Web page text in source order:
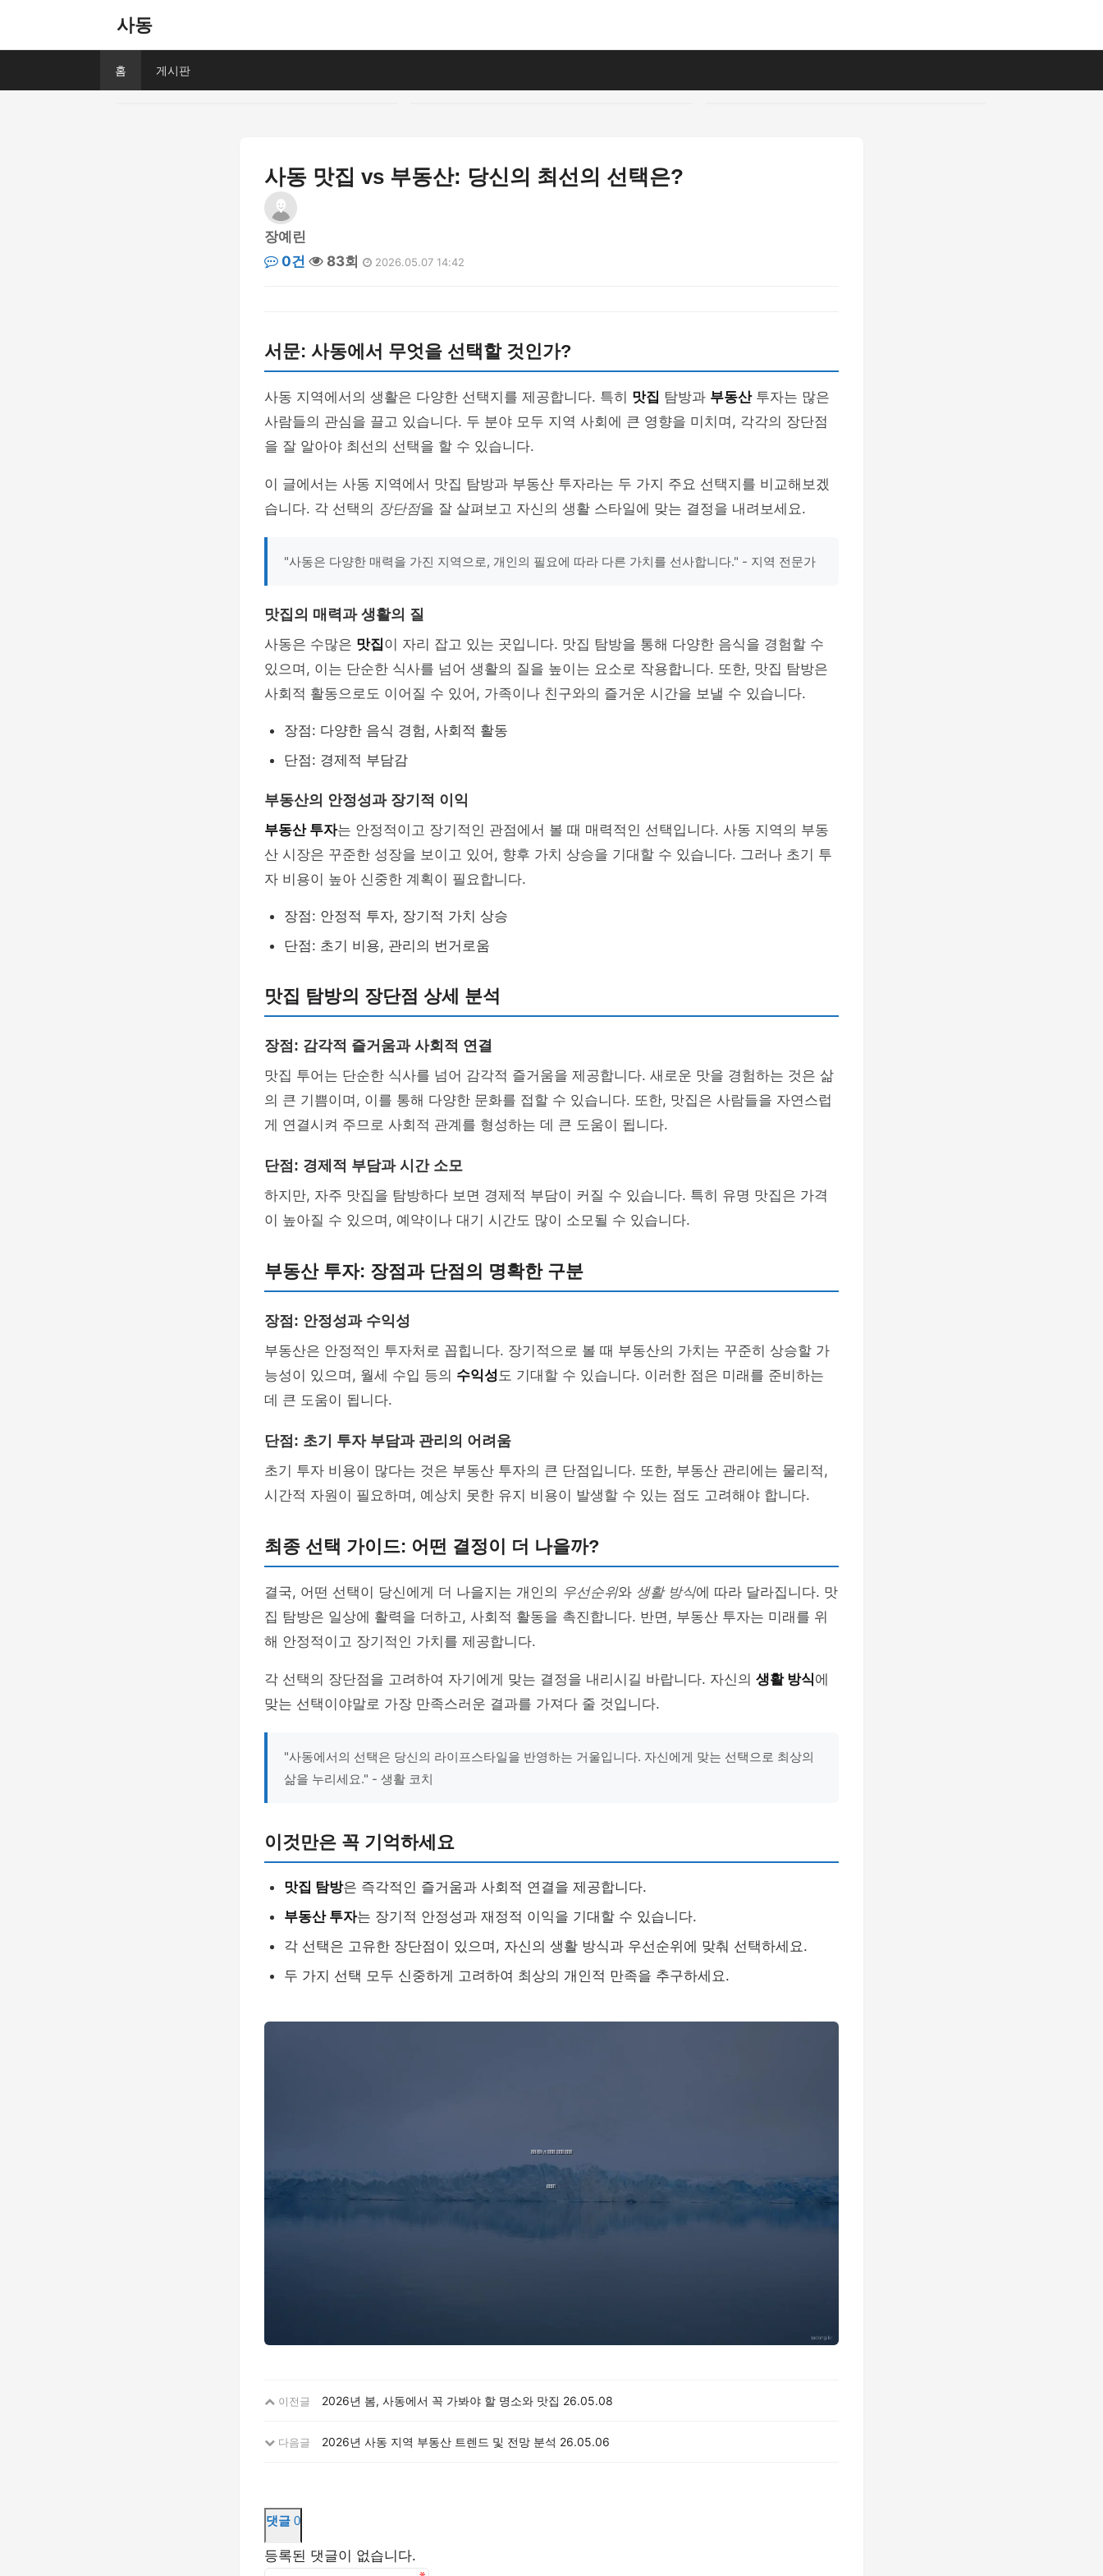
사동
홈 게시판
사동 맛집 vs 부동산: 당신의 최선의 선택은?
장예린
0건
83회 2026.05.07 14:42
서문: 사동에서 무엇을 선택할 것인가?
사동 지역에서의 생활은 다양한 선택지를 제공합니다. 특히 맛집 탐방과 부동산투자는 많은
사람들의 관심을 끌고 있습니다. 두 분야 모두 지역 사회에 큰 영향을 미치며, 각각의 장단점
을 잘 알아야 최선의 선택을 할 수 있습니다.
이 글에서는 사동 지역에서 맛집 탐방과 부동산 투자라는 두 가지 주요 선택지를 비교해보겠
습니다. 각 선택의 장단점을 잘 살펴보고 자신의 생활 스타일에 맞는 결정을 내려보세요.
"사동은 다양한 매력을 가진 지역으로, 개인의 필요에 따라 다른 가치를 선사합니다." - 지역 전문가
맛집의 매력과 생활의 질
사동은 수많은 맛집이 자리 잡고 있는 곳입니다. 맛집 탐방을 통해 다양한 음식을 경험할 수
있으며, 이는 단순한 식사를 넘어 생활의 질을 높이는 요소로 작용합니다. 또한, 맛집 탐방은
사회적 활동으로도 이어질 수 있어, 가족이나 친구와의 즐거운 시간을 보낼 수 있습니다.
장점: 다양한 음식 경험, 사회적 활동
단점: 경제적 부담감
부동산의 안정성과 장기적 이익
부동산 투자는 안정적이고 장기적인 관점에서 볼 때 매력적인 선택입니다. 사동 지역의 부동
산 시장은 꾸준한 성장을 보이고 있어, 향후 가치 상승을 기대할 수 있습니다. 그러나 초기 투
자 비용이 높아 신중한 계획이 필요합니다.
장점: 안정적 투자, 장기적 가치 상승
단점: 초기 비용, 관리의 번거로움
맛집 탐방의 장단점 상세 분석
장점: 감각적 즐거움과 사회적 연결
맛집 투어는 단순한 식사를 넘어 감각적 즐거움을 제공합니다. 새로운 맛을 경험하는 것은 삶
의 큰 기쁨이며, 이를 통해 다양한 문화를 접할 수 있습니다. 또한, 맛집은 사람들을 자연스럽
게 연결시켜 주므로 사회적 관계를 형성하는 데 큰 도움이 됩니다.
단점: 경제적 부담과 시간 소모
하지만, 자주 맛집을 탐방하다 보면 경제적 부담이 커질 수 있습니다. 특히 유명 맛집은 가격
이 높아질 수 있으며, 예약이나 대기 시간도 많이 소모될 수 있습니다.
부동산 투자: 장점과 단점의 명확한 구분
장점: 안정성과 수익성
부동산은 안정적인 투자처로 꼽힙니다. 장기적으로 볼 때 부동산의 가치는 꾸준히 상승할 가
능성이 있으며, 월세 수입 등의 수익성도 기대할 수 있습니다. 이러한 점은 미래를 준비하는
데 큰 도움이 됩니다.
단점: 초기 투자 부담과 관리의 어려움
초기 투자 비용이 많다는 것은 부동산 투자의 큰 단점입니다. 또한, 부동산 관리에는 물리적,
시간적 자원이 필요하며, 예상치 못한 유지 비용이 발생할 수 있는 점도 고려해야 합니다.
최종 선택 가이드: 어떤 결정이 더 나을까?
결국, 어떤 선택이 당신에게 더 나을지는 개인의 우선순위와 생활 방식에 따라 달라집니다. 맛
집 탐방은 일상에 활력을 더하고, 사회적 활동을 촉진합니다. 반면, 부동산 투자는 미래를 위
해 안정적이고 장기적인 가치를 제공합니다.
각 선택의 장단점을 고려하여 자기에게 맞는 결정을 내리시길 바랍니다. 자신의 생활 방식에
맞는 선택이야말로 가장 만족스러운 결과를 가져다 줄 것입니다.
"사동에서의 선택은 당신의 라이프스타일을 반영하는 거울입니다. 자신에게 맞는 선택으로 최상의
삶을 누리세요." - 생활 코치
이것만은 꼭 기억하세요
맛집 탐방은 즉각적인 즐거움과 사회적 연결을 제공합니다.
부동산 투자는 장기적 안정성과 재정적 이익을 기대할 수 있습니다.
각 선택은 고유한 장단점이 있으며, 자신의 생활 방식과 우선순위에 맞춰 선택하세요.
두 가지 선택 모두 신중하게 고려하여 최상의 개인적 만족을 추구하세요.
이전글 2026년 봄, 사동에서 꼭 가봐야 할 명소와 맛집 26.05.08
다음글 2026년 사동 지역 부동산 트렌드 및 전망 분석 26.05.06
댓글 0
등록된 댓글이 없습니다.